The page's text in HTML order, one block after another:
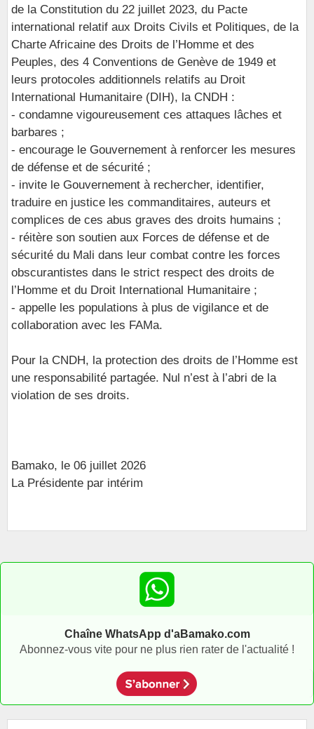
de la Constitution du 22 juillet 2023, du Pacte
international relatif aux Droits Civils et Politiques, de la
Charte Africaine des Droits de l’Homme et des
Peuples, des 4 Conventions de Genève de 1949 et
leurs protocoles additionnels relatifs au Droit
International Humanitaire (DIH), la CNDH :
- condamne vigoureusement ces attaques lâches et
barbares ;
- encourage le Gouvernement à renforcer les mesures
de défense et de sécurité ;
- invite le Gouvernement à rechercher, identifier,
traduire en justice les commanditaires, auteurs et
complices de ces abus graves des droits humains ;
- réitère son soutien aux Forces de défense et de
sécurité du Mali dans leur combat contre les forces
obscurantistes dans le strict respect des droits de
l’Homme et du Droit International Humanitaire ;
- appelle les populations à plus de vigilance et de
collaboration avec les FAMa.
Pour la CNDH, la protection des droits de l’Homme est
une responsabilité partagée. Nul n’est à l’abri de la
violation de ses droits.
Bamako, le 06 juillet 2026
La Présidente par intérim
Chaîne WhatsApp d'aBamako.com
Abonnez-vous vite pour ne plus rien rater de l'actualité !